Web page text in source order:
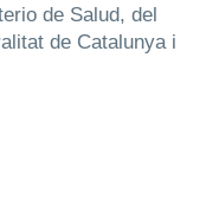
de Salud, del
de Catalunya i